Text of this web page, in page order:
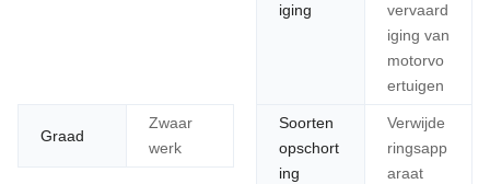
iging
vervaard
iging van
motorvo
ertuigen
Graad
Zwaar
werk
Soorten
opschort
ing
Verwijde
ringsapp
araat